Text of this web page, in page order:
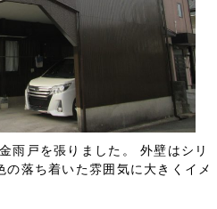
雨戸を張りました。 外壁はシリ
落ち着いた雰囲気に大きくイメ